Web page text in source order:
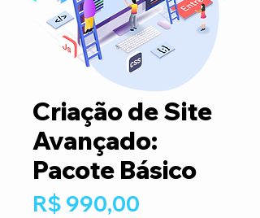
Criação de Site
Avançado:
Pacote Básico
R$ 990,00